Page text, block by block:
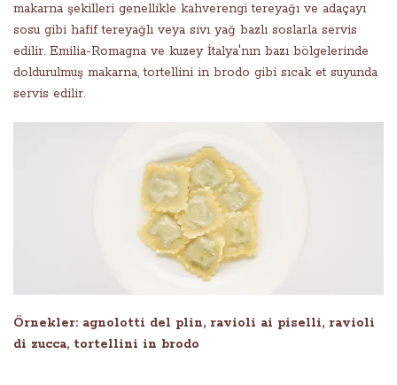
makarna şekilleri genellikle kahverengi tereyağı ve adaçayı
sosu gibi hafif tereyağlı veya sıvı yağ bazlı soslarla servis
edilir. Emilia-Romagna ve kuzey İtalya'nın bazı bölgelerinde
doldurulmuş makarna, tortellini in brodo gibi sıcak et suyunda
servis edilir.
Örnekler: agnolotti del plin, ravioli ai piselli, ravioli
di zucca, tortellini in brodo